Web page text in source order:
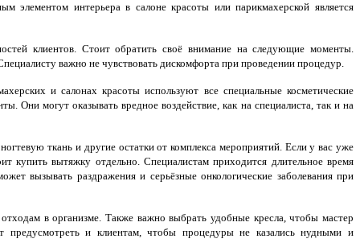
интерьера в салоне красоты или парикмахерской является
клиентов. Стоит обратить своё внимание на следующие моменты.
важно не чувствовать дискомфорта при проведении процедур.
и салонах красоты используют все специальные косметические
Они могут оказывать вредное воздействие, как на специалиста, так и на
ткань и другие остатки от комплекса мероприятий. Если у вас уже
купить вытяжку отдельно. Специалистам приходится длительное время
вызывать раздражения и серьёзные онкологические заболевания при
в организме. Также важно выбрать удобные кресла, чтобы мастер
предусмотреть и клиентам, чтобы процедуры не казались нудными и